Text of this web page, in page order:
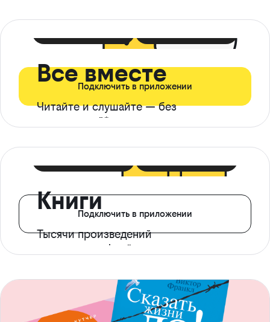
Все вместе
Читайте и слушайте — без
ограничений*
Подключить в приложении
Книги
Тысячи произведений
с доступом офлайн
Подключить в приложении